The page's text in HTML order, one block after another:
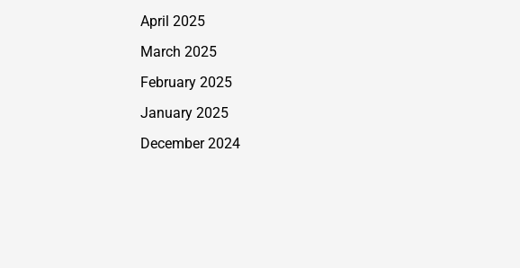
April 2025
March 2025
February 2025
January 2025
December 2024